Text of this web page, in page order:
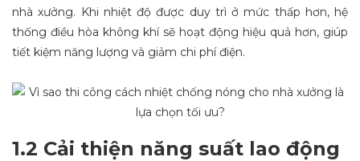
nhà xưởng. Khi nhiệt độ được duy trì ở mức thấp hơn, hệ
thống điều hòa không khí sẽ hoạt động hiệu quả hơn, giúp
tiết kiệm năng lượng và giảm chi phí điện.
1.2 Cải thiện năng suất lao động